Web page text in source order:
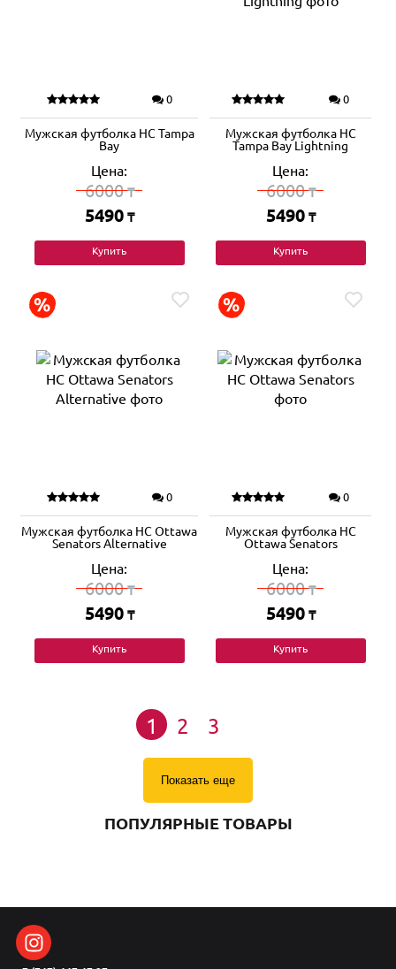
0
Мужская футболка HC Tampa
Bay
Цена:
6000₸
5490 ₸
Купить
0
Мужская футболка HC
Tampa Bay Lightning
Цена:
6000₸
5490 ₸
Купить
0
Мужская футболка HC Ottawa
Senators Alternative
Цена:
6000₸
5490 ₸
Купить
0
Мужская футболка HC
Ottawa Senators
Цена:
6000₸
5490 ₸
Купить
1 2 3
Показать еще
ПОПУЛЯРНЫЕ ТОВАРЫ